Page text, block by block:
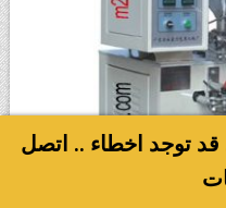
تصل الى 40 % ... قد توجد اخطاء .. اتصل